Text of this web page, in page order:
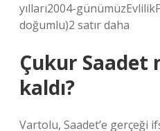
yılları2004-
doğumlu)2 satır daha
Çukur Saadet
kaldı?
Vartolu, Saadet’e gerçeği